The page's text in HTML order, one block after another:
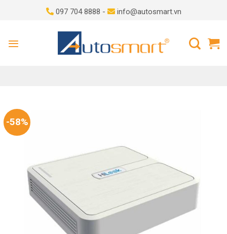
097 704 8888 - info@autosmart.vn
-58%